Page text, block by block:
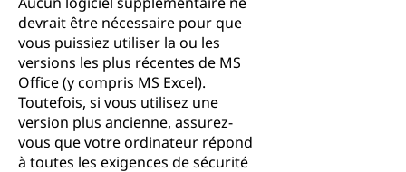
devrait être nécessaire pour que
vous puissiez utiliser la ou les
versions les plus récentes de MS
Office (y compris MS Excel).
Toutefois, si vous utilisez une
version plus ancienne, assurez-
vous que votre ordinateur répond
à toutes les exigences de sécurité